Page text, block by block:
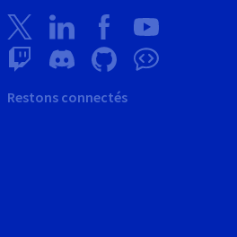
Restons connectés